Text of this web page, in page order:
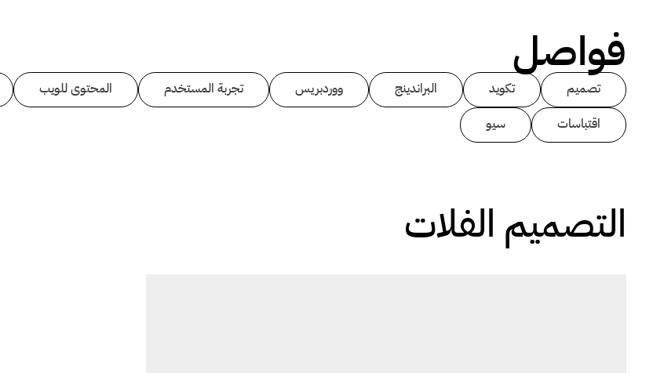
فواصل
تصميم تكويد البراندينج ووردبريس تجربة المستخدم المحتوى للويب
اقتباسات
سيو
التصميم الفلات